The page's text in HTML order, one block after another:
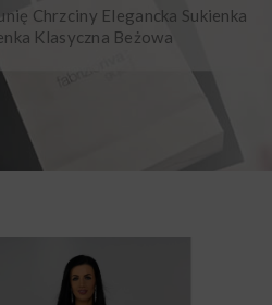
Chrzciny Elegancka Sukienka
Klasyczna Beżowa